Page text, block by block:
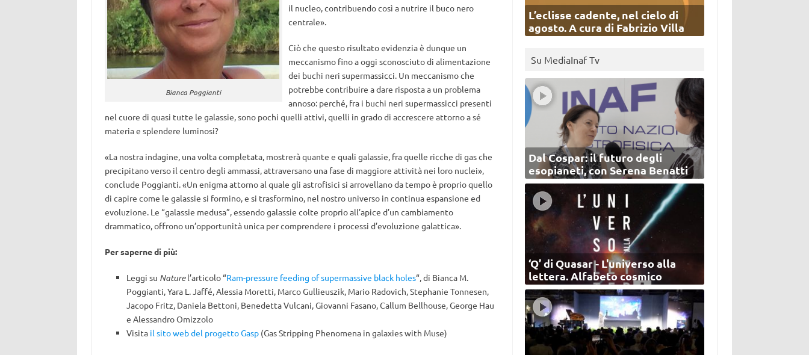
Bianca Poggianti
il nucleo, contribuendo così a nutrire il buco nero
centrale».
Ciò che questo risultato evidenzia è dunque un
meccanismo fino a oggi sconosciuto di alimentazione
dei buchi neri supermassicci. Un meccanismo che
potrebbe contribuire a dare risposta a un problema
annoso: perché, fra i buchi neri supermassicci presenti
nel cuore di quasi tutte le galassie, sono pochi quelli attivi, quelli in grado di accrescere attorno a sé
materia e splendere luminosi?
«La nostra indagine, una volta completata, mostrerà quante e quali galassie, fra quelle ricche di gas che
precipitano verso il centro degli ammassi, attraversano una fase di maggiore attività nei loro nuclei»,
conclude Poggianti. «Un enigma attorno al quale gli astrofisici si arrovellano da tempo è proprio quello
di capire come le galassie si formino, e si trasformino, nel nostro universo in continua espansione ed
evoluzione. Le “galassie medusa”, essendo galassie colte proprio all’apice d’un cambiamento
drammatico, offrono un’opportunità unica per comprendere i processi d’evoluzione galattica».
Per saperne di più:
Leggi su Naturel’articolo “Ram-pressure feeding of supermassive black holes“, di Bianca M.
Poggianti, Yara L. Jaffé, Alessia Moretti, Marco Gullieuszik, Mario Radovich, Stephanie Tonnesen,
Jacopo Fritz, Daniela Bettoni, Benedetta Vulcani, Giovanni Fasano, Callum Bellhouse, George Hau
e Alessandro Omizzolo
Visita il sito web del progetto Gasp(Gas Stripping Phenomena in galaxies with Muse)
L’eclisse cadente, nel cielo di
agosto. A cura di Fabrizio Villa
Su MediaInaf Tv
Dal Cospar: il futuro degli
esopianeti, con Serena Benatti
‘Q’ di Quasar - L'universo alla
lettera. Alfabeto cosmico